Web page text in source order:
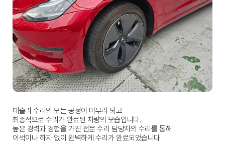
테슬라 수리의 모든 공정이 마무리 되고
최종적으로 수리가 완료된 차량의 모습입니다.
높은 경력과 경험을 가진 전문 수리 담당자의 수리를 통해
이색이나 하자 없이 완벽하게 수리가 완료되었습니다.